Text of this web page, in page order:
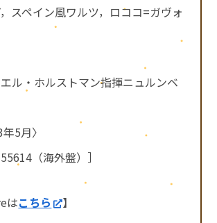
，スペイン風ワルツ，ロココ=ガヴォ
ル・ホルストマン指揮ニュルンベ
5月〉
（海外盤）］
はこちら 】